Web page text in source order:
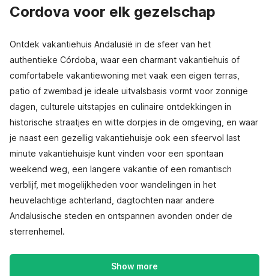
Cordova voor elk gezelschap
Ontdek vakantiehuis Andalusië in de sfeer van het
authentieke Córdoba, waar een charmant vakantiehuis of
comfortabele vakantiewoning met vaak een eigen terras,
patio of zwembad je ideale uitvalsbasis vormt voor zonnige
dagen, culturele uitstapjes en culinaire ontdekkingen in
historische straatjes en witte dorpjes in de omgeving, en waar
je naast een gezellig vakantiehuisje ook een sfeervol last
minute vakantiehuisje kunt vinden voor een spontaan
weekend weg, een langere vakantie of een romantisch
verblijf, met mogelijkheden voor wandelingen in het
heuvelachtige achterland, dagtochten naar andere
Andalusische steden en ontspannen avonden onder de
sterrenhemel.
Show more